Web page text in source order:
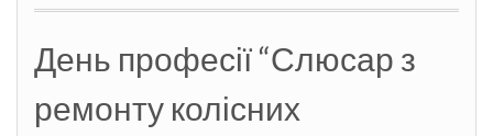
День професії “Слюсар з
ремонту колісних